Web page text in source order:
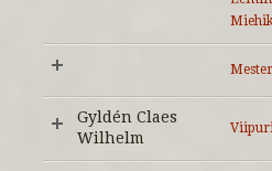
Gyldén Claes
Wilhelm